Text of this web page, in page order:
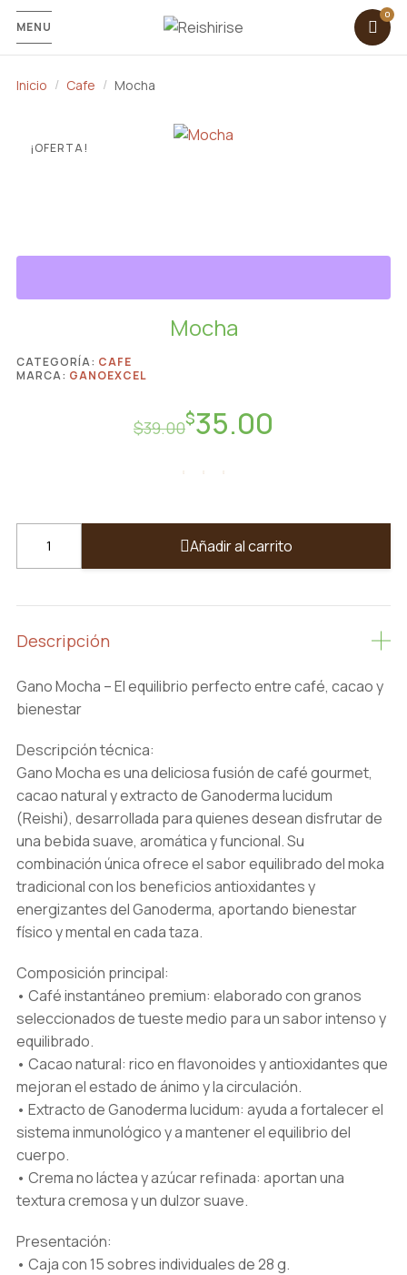
MENU
Inicio Cafe Mocha
¡OFERTA!
Mocha
$39.00
Original
price
$35.00
Current
price
quantity
Añadir al carrito
CATEGORÍA: CAFE
MARCA: GANOEXCEL
Descripción
Gano Mocha – El equilibrio perfecto entre café, cacao y
bienestar
Descripción técnica:
Gano Mocha es una deliciosa fusión de café gourmet,
cacao natural y extracto de Ganoderma lucidum
(Reishi), desarrollada para quienes desean disfrutar de
una bebida suave, aromática y funcional. Su
combinación única ofrece el sabor equilibrado del moka
tradicional con los beneficios antioxidantes y
energizantes del Ganoderma, aportando bienestar
físico y mental en cada taza.
Composición principal:
• Café instantáneo premium: elaborado con granos
seleccionados de tueste medio para un sabor intenso y
equilibrado.
• Cacao natural: rico en flavonoides y antioxidantes que
mejoran el estado de ánimo y la circulación.
• Extracto de Ganoderma lucidum: ayuda a fortalecer el
sistema inmunológico y a mantener el equilibrio del
cuerpo.
• Crema no láctea y azúcar refinada: aportan una
textura cremosa y un dulzor suave.
Presentación:
• Caja con 15 sobres individuales de 28 g.